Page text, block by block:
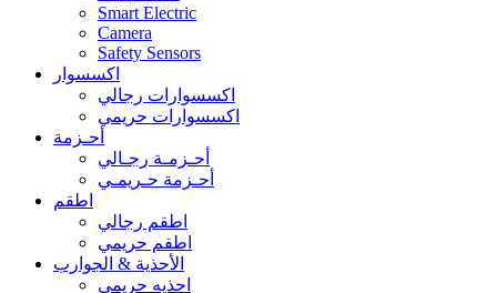
Smart Electric
Camera
Safety Sensors
اكسسوار
اكسسوارات رجالي
اكسسوارات حريمي
أحـزمة
أحـزمـة رجـالي
أحـزمة حـريمـي
اطقم
اطقم رجالي
اطقم حريمي
الأحذية & الجوارب
احذيه حريمي